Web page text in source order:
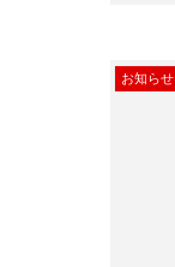
お知らせ